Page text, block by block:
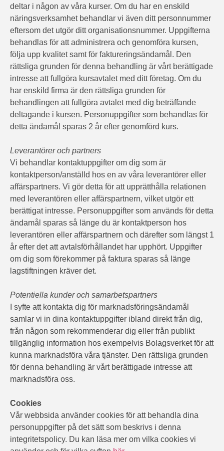
deltar i någon av våra kurser. Om du har en enskild
näringsverksamhet behandlar vi även ditt personnummer
eftersom det utgör ditt organisationsnummer. Uppgifterna
behandlas för att administrera och genomföra kursen,
följa upp kvalitet samt för faktureringsändamål. Den
rättsliga grunden för denna behandling är vårt berättigade
intresse att fullgöra kursavtalet med ditt företag. Om du
har enskild firma är den rättsliga grunden för
behandlingen att fullgöra avtalet med dig beträffande
deltagande i kursen. Personuppgifter som behandlas för
detta ändamål sparas 2 år efter genomförd kurs.
Leverantörer och partners
Vi behandlar kontaktuppgifter om dig som är
kontaktperson/anställd hos en av våra leverantörer eller
affärspartners. Vi gör detta för att upprätthålla relationen
med leverantören eller affärspartnern, vilket utgör ett
berättigat intresse. Personuppgifter som används för detta
ändamål sparas så länge du är kontaktperson hos
leverantören eller affärspartnern och därefter som längst 1
år efter det att avtalsförhållandet har upphört. Uppgifter
om dig som förekommer på faktura sparas så länge
lagstiftningen kräver det.
Potentiella kunder och samarbetspartners
I syfte att kontakta dig för marknadsföringsändamål
samlar vi in dina kontaktuppgifter ibland direkt från dig,
från någon som rekommenderar dig eller från publikt
tillgänglig information hos exempelvis Bolagsverket för att
kunna marknadsföra våra tjänster. Den rättsliga grunden
för denna behandling är vårt berättigade intresse att
marknadsföra oss.
Cookies
Vår webbsida använder cookies för att behandla dina
personuppgifter på det sätt som beskrivs i denna
integritetspolicy. Du kan läsa mer om vilka cookies vi